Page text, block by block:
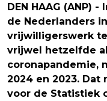
DEN HAAG (ANP)
de Nederlanders
vrijwilligerswerk
vrijwel hetzelfde
coronapandemie,
2024 en 2023. Dat
voor de Statistiek